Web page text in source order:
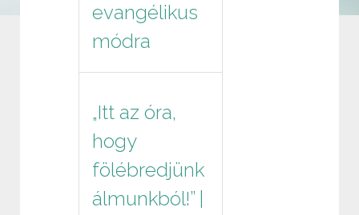
evangélikus
módra
„Itt az óra,
hogy
fölébredjünk
álmunkból!” |